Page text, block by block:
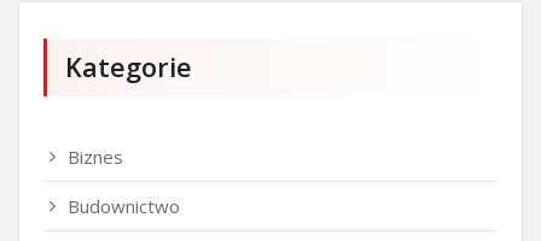
Kategorie
Biznes
Budownictwo